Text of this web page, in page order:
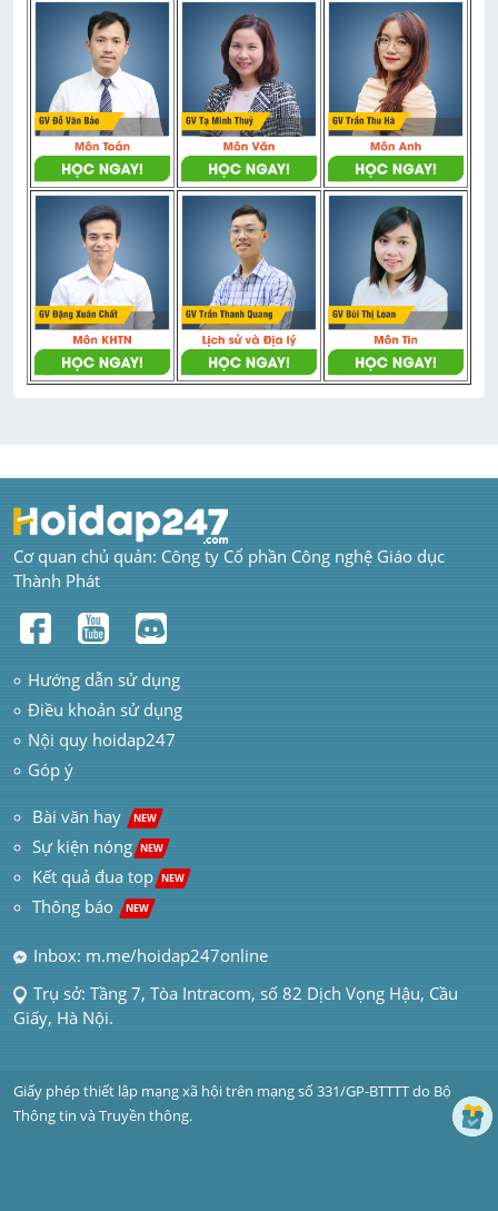
Cơ quan chủ quản: Công ty Cổ phần Công nghệ Giáo dục
Thành Phát
Hướng dẫn sử dụng
Điều khoản sử dụng
Nội quy hoidap247
Góp ý
Bài văn hay NEW
Sự kiện nóng NEW
Kết quả đua top NEW
Thông báo NEW
Inbox: m.me/hoidap247online
Trụ sở: Tầng 7, Tòa Intracom, số 82 Dịch Vọng Hậu, Cầu
Giấy, Hà Nội.
Giấy phép thiết lập mạng xã hội trên mạng số 331/GP-BTTTT do Bộ
Thông tin và Truyền thông.